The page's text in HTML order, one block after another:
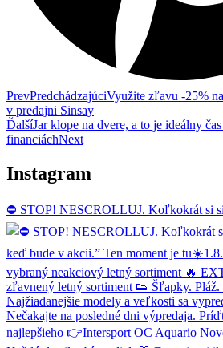
PrevPredchádzajúciVyužite zľavu -25%
v predajni Sinsay
ĎalšíJar klope na dvere, a to je ideálny
financiáchNext
Instagram
⛔ STOP! NESCROLLUJ. Koľkokrát si